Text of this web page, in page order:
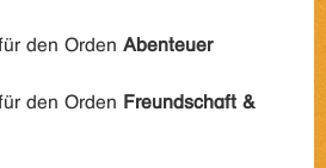
den Orden Abenteuer
den Orden Freundschaft &